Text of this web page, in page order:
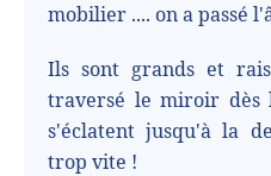
mobilier .... on a passé
Ils sont grands et
traversé le miroir
s'éclatent jusqu'à la
trop vite !